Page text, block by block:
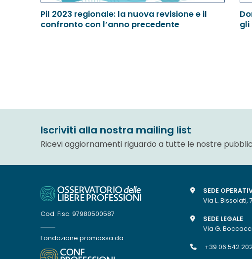
Pil 2023 regionale: la nuova revisione e il
confronto con l’anno precedente
gli
Iscriviti alla nostra mailing list
Ricevi aggiornamenti riguardo a tutte le nostre
Cod. Fisc. 97980500587
Fondazione promossa da
SEDE
Via L. Bissolati,
SEDE LEGALE
Via G.
+39 06 542